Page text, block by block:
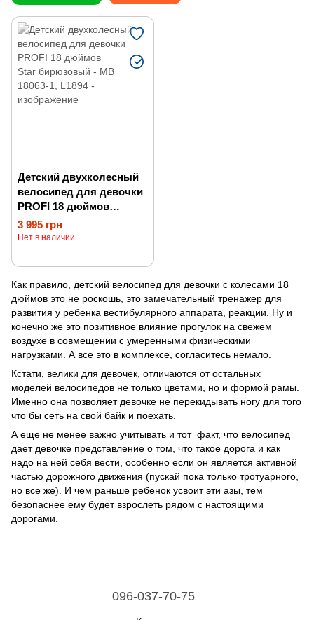
Детский двухколесный
велосипед для девочки
PROFI 18 дюймов
Star бирюзовый
3 995 грн
Нет в наличии
Как правило, детский велосипед для девочки с колесами 18
дюймов это не роскошь, это замечательный тренажер для
развития у ребенка вестибулярного аппарата, реакции. Ну и
конечно же это позитивное влияние прогулок на свежем
воздухе в совмещении с умеренными физическими
нагрузками. А все это в комплексе, согласитесь немало.
Кстати, велики для девочек, отличаются от остальных
моделей велосипедов не только цветами, но и формой рамы.
Именно она позволяет девочке не перекидывать ногу для того
что бы сеть на свой байк и поехать.
А еще не менее важно учитывать и тот факт, что велосипед
дает девочке представление о том, что такое дорога и как
надо на ней себя вести, особенно если он является активной
частью дорожного движения (пускай пока только тротуарного,
но все же). И чем раньше ребенок усвоит эти азы, тем
безопаснее ему будет взрослеть рядом с настоящими
дорогами.
096-037-70-75